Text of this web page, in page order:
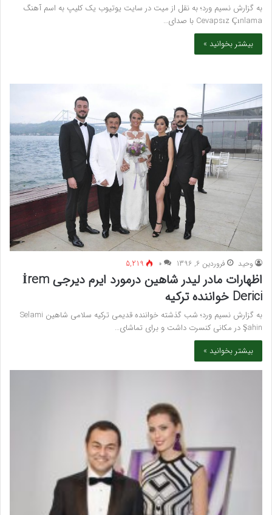
به گزارش نسیم ورد؛ به نقل از میت در سایت یوتیوب یک کلیپ به اسم آهنگ
Cevapsız Çınlama با صدای…
بیشتر بخوانید »
وحید فروردین 6, 1396 ۰ 5,219
اظهارات مادر لیدر شاهین درمورد ایرم دیرجی İrem
Derici خواننده ترکیه
به گزارش نسیم ورد؛ شب گذشته خواننده قدیمی ترکیه سلامی شاهین Selami
Şahin در مکانی کنسرت داشت و برای تماشای…
بیشتر بخوانید »